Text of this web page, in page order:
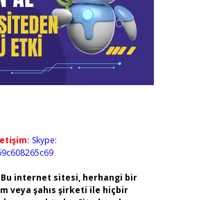
Skype:
Bu internet sitesi, herhangi bir
veya şahıs şirketi ile hiçbir